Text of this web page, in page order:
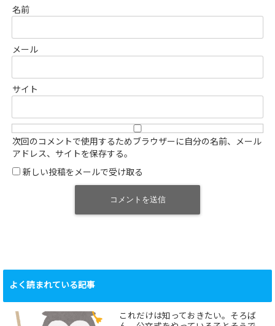
名前
メール
サイト
次回のコメントで使用するためブラウザーに自分の名前、メール
アドレス、サイトを保存する。
新しい投稿をメールで受け取る
よく読まれている記事
これだけは知っておきたい。そろば